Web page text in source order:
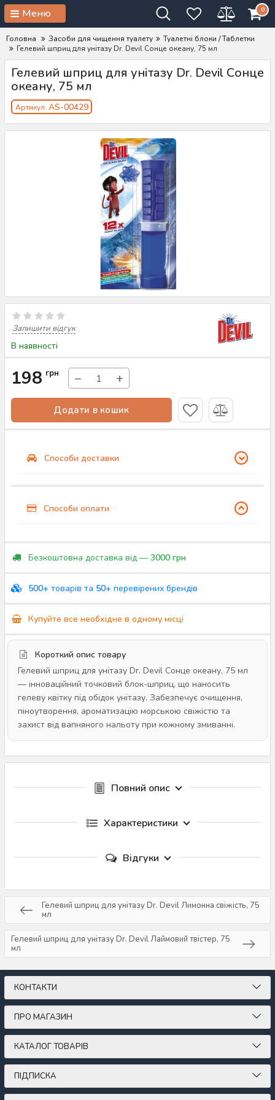
Меню 0
Головна Засоби для чищення туалету
Туалетні блоки / Таблетки
Гелевий шприц для унітазу Dr. Devil Сонце океану, 75 мл
Гелевий шприц для унітазу Dr. Devil Сонце
океану, 75 мл
Артикул: AS-00429
Залишити відгук
В наявності
198 грн − +
Додати в кошик
Способи доставки
Способи оплати
Безкоштовна доставка від — 3000 грн
500+ товарів та 50+ перевірених брендів
Купуйте все необхідне в одному місці
Короткий опис товару
Гелевий шприц для унітазу Dr. Devil Сонце океану, 75 мл
— інноваційний точковий блок-шприц, що наносить
гелеву квітку під обідок унітазу. Забезпечує очищення,
піноутворення, ароматизацію морською свіжістю та
захист від вапняного нальоту при кожному змиванні.
Повний опис
Характеристики
Відгуки
Гелевий шприц для унітазу Dr. Devil Лимонна свіжість, 75
мл
Гелевий шприц для унітазу Dr. Devil Лаймовий твістер, 75
мл
КОНТАКТИ
ПРО МАГАЗИН
КАТАЛОГ ТОВАРІВ
ПІДПИСКА